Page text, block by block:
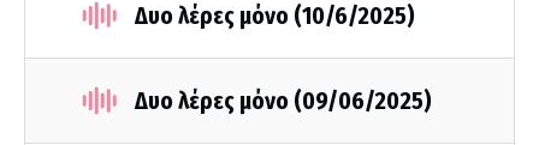
Δυο λέρες μόνο (10/6/2025)
Δυο λέρες μόνο (09/06/2025)